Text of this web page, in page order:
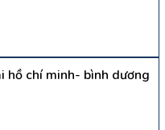
hồ chí minh- bình dương